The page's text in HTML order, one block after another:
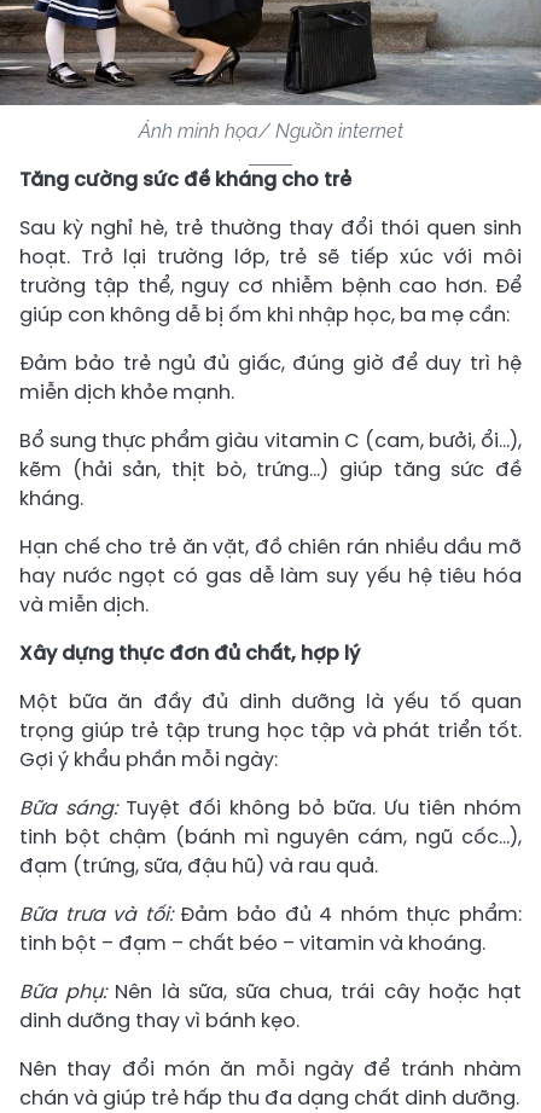
Ảnh minh họa/ Nguồn internet
Tăng cường sức đề kháng cho trẻ
Sau kỳ nghỉ hè, trẻ thường thay đổi thói quen sinh
hoạt. Trở lại trường lớp, trẻ sẽ tiếp xúc với môi
trường tập thể, nguy cơ nhiễm bệnh cao hơn. Để
giúp con không dễ bị ốm khi nhập học, ba mẹ cần:
Đảm bảo trẻ ngủ đủ giấc, đúng giờ để duy trì hệ
miễn dịch khỏe mạnh.
Bổ sung thực phẩm giàu vitamin C (cam, bưởi, ổi…),
kẽm (hải sản, thịt bò, trứng…) giúp tăng sức đề
kháng.
Hạn chế cho trẻ ăn vặt, đồ chiên rán nhiều dầu mỡ
hay nước ngọt có gas dễ làm suy yếu hệ tiêu hóa
và miễn dịch.
Xây dựng thực đơn đủ chất, hợp lý
Một bữa ăn đầy đủ dinh dưỡng là yếu tố quan
trọng giúp trẻ tập trung học tập và phát triển tốt.
Gợi ý khẩu phần mỗi ngày:
Bữa sáng: Tuyệt đối không bỏ bữa. Ưu tiên nhóm
tinh bột chậm (bánh mì nguyên cám, ngũ cốc…),
đạm (trứng, sữa, đậu hũ) và rau quả.
Bữa trưa và tối: Đảm bảo đủ 4 nhóm thực phẩm:
tinh bột – đạm – chất béo – vitamin và khoáng.
Bữa phụ: Nên là sữa, sữa chua, trái cây hoặc hạt
dinh dưỡng thay vì bánh kẹo.
Nên thay đổi món ăn mỗi ngày để tránh nhàm
chán và giúp trẻ hấp thu đa dạng chất dinh dưỡng.